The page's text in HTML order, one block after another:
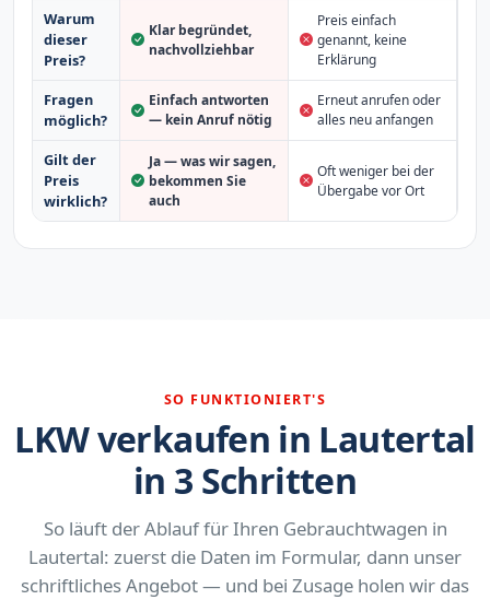
Warum
dieser
Preis?
Klar begründet,
nachvollziehbar
Preis einfach
genannt, keine
Erklärung
Fragen
möglich?
Einfach antworten
— kein Anruf nötig
Erneut anrufen oder
alles neu anfangen
Gilt der
Preis
wirklich?
Ja — was wir sagen,
bekommen Sie
auch
Oft weniger bei der
Übergabe vor Ort
SO FUNKTIONIERT'S
LKW verkaufen in Lautertal
in 3 Schritten
So läuft der Ablauf für Ihren Gebrauchtwagen in
Lautertal: zuerst die Daten im Formular, dann unser
schriftliches Angebot — und bei Zusage holen wir das